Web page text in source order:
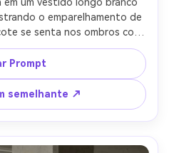
o emparelhamento de
se senta nos ombros com
da parede de concreto,
suave, Canon R5 85mm
humor editorial confiante,
sombras naturais e
tecido, roupa drapada
seu quadro-AR 4:5
Prompt
semelhante ↗